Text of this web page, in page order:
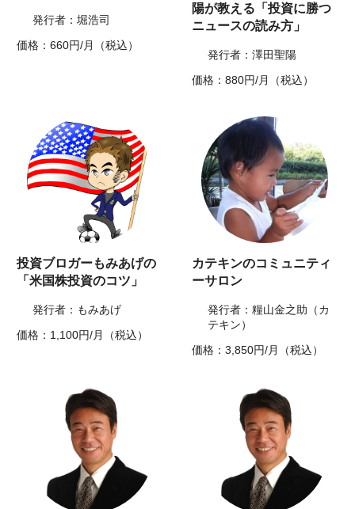
発行者：堀浩司
価格：660円/月（税込）
陽が教える「投資に勝つ
ニュースの読み方」
発行者：澤田聖陽
価格：880円/月（税込）
投資ブロガーもみあげの
「米国株投資のコツ」
発行者：もみあげ
価格：1,100円/月（税込）
カテキンのコミュニティ
ーサロン
発行者：糧山金之助（カ
テキン）
価格：3,850円/月（税込）